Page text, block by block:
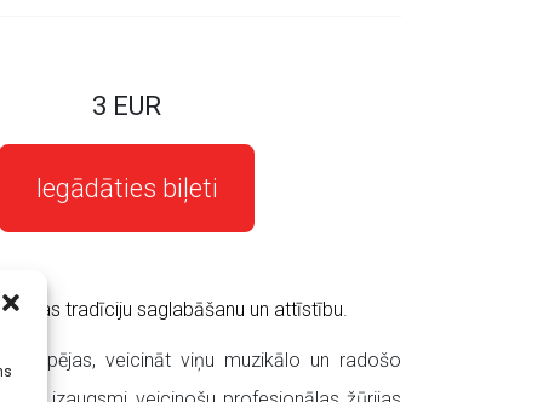
3 EUR
Iegādāties biļeti
tradīciju saglabāšanu un attīstību.
spējas, veicināt viņu muzikālo un radošo